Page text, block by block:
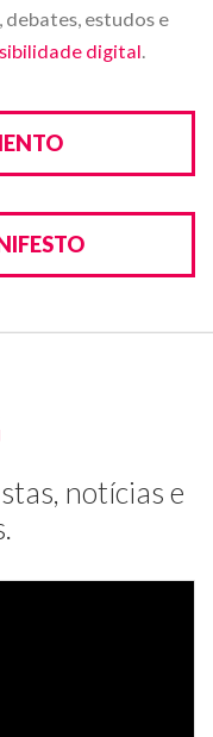
estudos e
digital.
notícias e